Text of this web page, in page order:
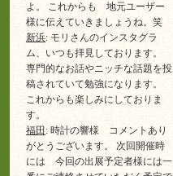
よ。 これからも 地元ユーザー
様に伝えていきましょうね。笑
新浜: モリさんのインスタグラ
ム、いつも拝見しております。
専門的なお話やニッチな話題を投
稿されていて勉強になります。
これからも楽しみにしておりま
す。
福田 : 時計の響様 コメントあり
がとうございます。 次回開催時
には 今回の出展予定者様には一